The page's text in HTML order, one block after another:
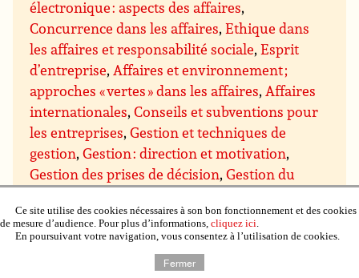
électronique : aspects des affaires,
Concurrence dans les affaires,Ethique dans
les affaires et responsabilité sociale,Esprit
d’entreprise,Affaires et environnement ;
approches « vertes » dans les affaires,Affaires
internationales,Conseils et subventions pour
les entreprises,Gestion et techniques de
gestion,Gestion : direction et motivation,
Gestion des prises de décision,Gestion du
et qualité totale,Gestion du temps,Gestion de
domaines particuliers,Gestion budgétaire et
Gestion du personnel et des
Ce site utilise des cookies nécessaires à son bon fonctionnement et des cookies
de mesure d’audience. Pour plus d’informations, cliquez ici.
En poursuivant votre navigation, vous consentez à l’utilisation de cookies.
Fermer